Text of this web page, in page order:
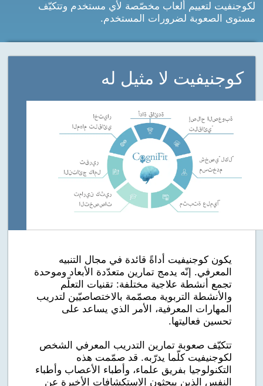
لكوجنفيت لتعييم ألعاب مخصّصة لأي مستخدم وتتكيّف
مستوى الصعوبة لضرورات المستخدم.
كوجنيفيت لا مثيل له
يكون كوجنيفيت أداةً قائدة في مجال التنبيه
المعرفي. إنّه يدمج تمارين متعدّدة الأبعاد وموحدة
تجمع أنشطة علاجية مختلفة: تقنيات التعلّم
والأنشطة التربوية مصمّمة بالاختصاصيّين لتدريب
المهارات المعرفية، الأمر الذي يساعد على
تحسين فعاليتها.
تتكيّف صعوبة تمارين التدريب المعرفي الشخص
لكوجنيفيت كلّما يدرّبه. قد صمّمت هذه
التكنولوجيا بفريق علماء، وأطباء الأعصاب وأطباء
النفس الذين يبحثون الاستكشافات الأخيرة عن